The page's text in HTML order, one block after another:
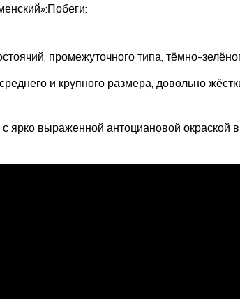
промежуточного типа, тёмно-
и крупного размера, довольно
ярко выраженной антоциановой окраской